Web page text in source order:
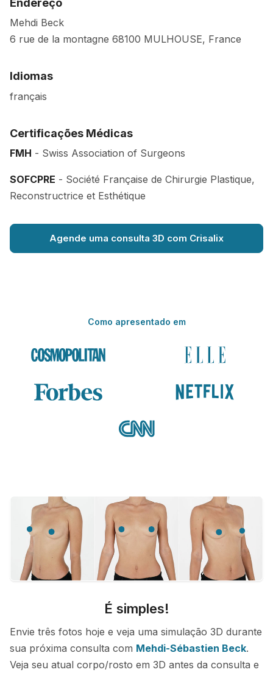
Mehdi Beck
6 rue de la montagne 68100 MULHOUSE, France
Idiomas
français
Certificações Médicas
FMH - Swiss Association of Surgeons
SOFCPRE - Société Française de Chirurgie Plastique,
Reconstructrice et Esthétique
Agende uma consulta 3D com Crisalix
Como apresentado em
É simples!
Envie três fotos hoje e veja uma simulação 3D durante
sua próxima consulta com Mehdi-Sébastien Beck.
Veja seu atual corpo/rosto em 3D antes da consulta e